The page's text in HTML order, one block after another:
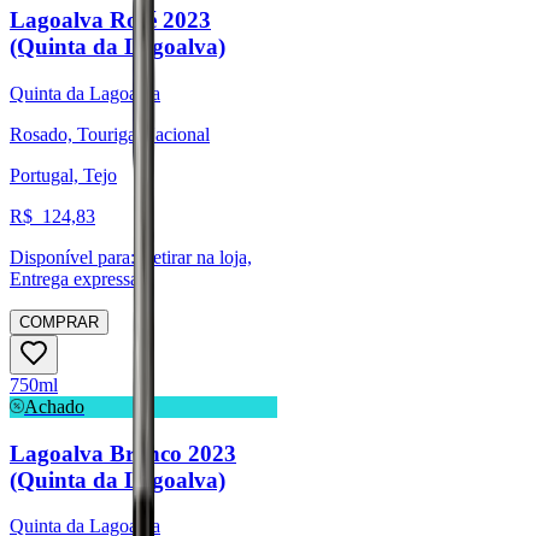
Lagoalva Rosé 2023
(Quinta da Lagoalva)
Quinta da Lagoalva
Rosado, Touriga Nacional
Portugal, Tejo
R$ 124,83
Disponível para:
Retirar na loja,
Entrega expressa
COMPRAR
750ml
Achado
Lagoalva Branco 2023
(Quinta da Lagoalva)
Quinta da Lagoalva